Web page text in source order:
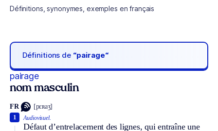
Définitions, synonymes, exemples en français
Définitions de “pairage“
pairage
nom masculin
FR [pɛʀaʒ]
Audiovisuel.
Défaut d’entrelacement des lignes, qui entraîne une
1